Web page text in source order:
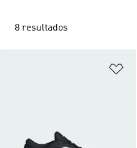
8 resultados